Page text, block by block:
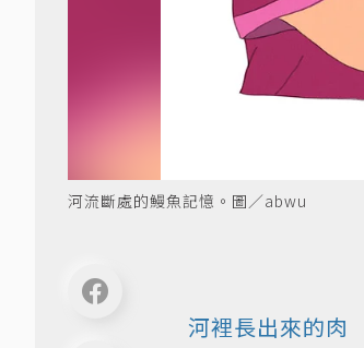
河流斷處的鰻魚記憶。圖／abwu
河裡長出來的肉